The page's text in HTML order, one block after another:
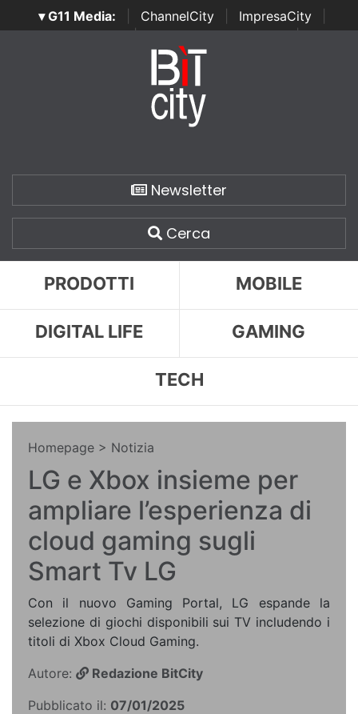
▾ G11 Media: ChannelCity ImpresaCity
SecurityOpenLab | Italian Channel Awards | Italian
Italian Security Awards
Newsletter
Cerca
PRODOTTI MOBILE
DIGITAL LIFE GAMING
TECH
Homepage > Notizia
LG e Xbox insieme per
ampliare l’esperienza di
cloud gaming sugli
Smart Tv LG
Con il nuovo Gaming Portal, LG espande la
selezione di giochi disponibili sui TV includendo i
titoli di Xbox Cloud Gaming.
Autore:
Redazione BitCity
Pubblicato il: 07/01/2025